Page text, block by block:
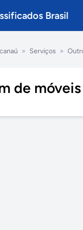
Brasil
» Serviços »
de móveis